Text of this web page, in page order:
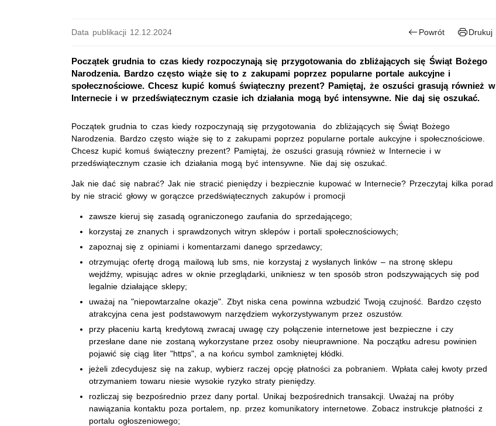
Data publikacji 12.12.2024 Powrót Drukuj
Początek grudnia to czas kiedy rozpoczynają się przygotowania do zbliżających się Świąt Bożego
Narodzenia. Bardzo często wiąże się to z zakupami poprzez popularne portale aukcyjne i
społecznościowe. Chcesz kupić komuś świąteczny prezent? Pamiętaj, że oszuści grasują również w
Internecie i w przedświątecznym czasie ich działania mogą być intensywne. Nie daj się oszukać.
Początek grudnia to czas kiedy rozpoczynają się przygotowania do zbliżających się Świąt Bożego
Narodzenia. Bardzo często wiąże się to z zakupami poprzez popularne portale aukcyjne i społecznościowe.
Chcesz kupić komuś świąteczny prezent? Pamiętaj, że oszuści grasują również w Internecie i w
przedświątecznym czasie ich działania mogą być intensywne. Nie daj się oszukać.
Jak nie dać się nabrać? Jak nie stracić pieniędzy i bezpiecznie kupować w Internecie? Przeczytaj kilka porad
by nie stracić głowy w gorączce przedświątecznych zakupów i promocji
zawsze kieruj się zasadą ograniczonego zaufania do sprzedającego;
korzystaj ze znanych i sprawdzonych witryn sklepów i portali społecznościowych;
zapoznaj się z opiniami i komentarzami danego sprzedawcy;
otrzymując ofertę drogą mailową lub sms, nie korzystaj z wysłanych linków – na stronę sklepu
wejdźmy, wpisując adres w oknie przeglądarki, unikniesz w ten sposób stron podszywających się pod
legalnie działające sklepy;
uważaj na "niepowtarzalne okazje". Zbyt niska cena powinna wzbudzić Twoją czujność. Bardzo często
atrakcyjna cena jest podstawowym narzędziem wykorzystywanym przez oszustów.
przy płaceniu kartą kredytową zwracaj uwagę czy połączenie internetowe jest bezpieczne i czy
przesłane dane nie zostaną wykorzystane przez osoby nieuprawnione. Na początku adresu powinien
pojawić się ciąg liter "https", a na końcu symbol zamkniętej kłódki.
jeżeli zdecydujesz się na zakup, wybierz raczej opcję płatności za pobraniem. Wpłata całej kwoty przed
otrzymaniem towaru niesie wysokie ryzyko straty pieniędzy.
rozliczaj się bezpośrednio przez dany portal. Unikaj bezpośrednich transakcji. Uważaj na próby
nawiązania kontaktu poza portalem, np. przez komunikatory internetowe. Zobacz instrukcje płatności z
portalu ogłoszeniowego;